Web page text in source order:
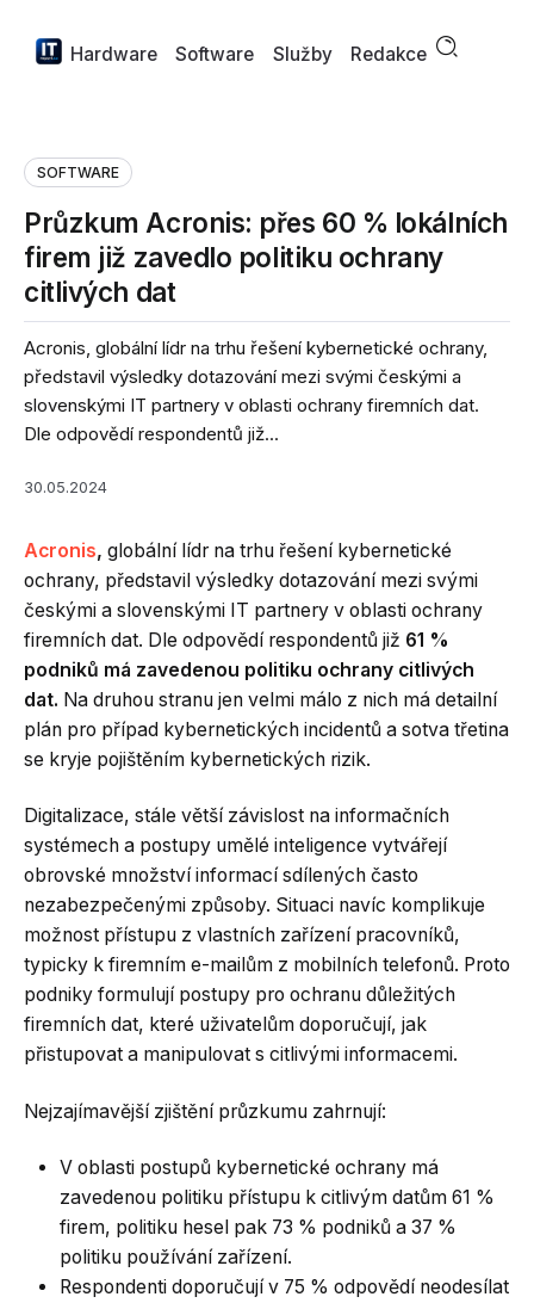
Hardware Software Služby Redakce
SOFTWARE
Průzkum Acronis: přes 60 % lokálních
firem již zavedlo politiku ochrany
citlivých dat
Acronis, globální lídr na trhu řešení kybernetické ochrany,
představil výsledky dotazování mezi svými českými a
slovenskými IT partnery v oblasti ochrany firemních dat.
Dle odpovědí respondentů již...
30.05.2024
Acronis, globální lídr na trhu řešení kybernetické
ochrany, představil výsledky dotazování mezi svými
českými a slovenskými IT partnery v oblasti ochrany
firemních dat. Dle odpovědí respondentů již 61 %
podniků má zavedenou politiku ochrany citlivých
dat. Na druhou stranu jen velmi málo z nich má detailní
plán pro případ kybernetických incidentů a sotva třetina
se kryje pojištěním kybernetických rizik.
Digitalizace, stále větší závislost na informačních
systémech a postupy umělé inteligence vytvářejí
obrovské množství informací sdílených často
nezabezpečenými způsoby. Situaci navíc komplikuje
možnost přístupu z vlastních zařízení pracovníků,
typicky k firemním e-mailům z mobilních telefonů. Proto
podniky formulují postupy pro ochranu důležitých
firemních dat, které uživatelům doporučují, jak
přistupovat a manipulovat s citlivými informacemi.
Nejzajímavější zjištění průzkumu zahrnují:
V oblasti postupů kybernetické ochrany má
zavedenou politiku přístupu k citlivým datům 61 %
firem, politiku hesel pak 73 % podniků a 37 %
politiku používání zařízení.
Respondenti doporučují v 75 % odpovědí neodesílat